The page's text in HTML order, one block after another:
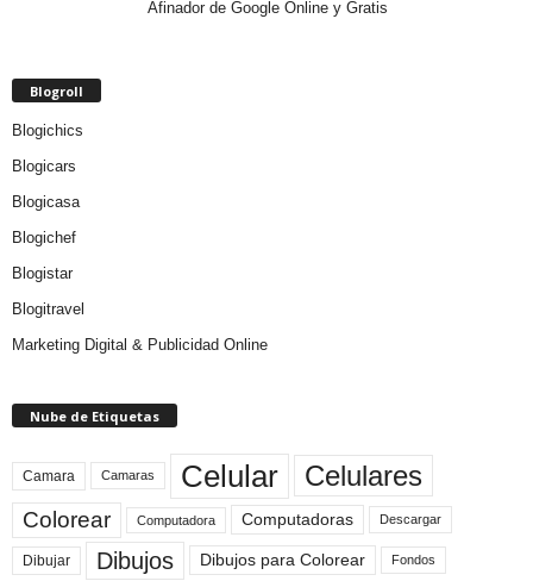
Afinador de Google Online y Gratis
Blogroll
Blogichics
Blogicars
Blogicasa
Blogichef
Blogistar
Blogitravel
Marketing Digital & Publicidad Online
Nube de Etiquetas
Camara Camaras Celular Celulares
Colorear Computadora Computadoras Descargar
Dibujar Dibujos Dibujos para Colorear Fondos